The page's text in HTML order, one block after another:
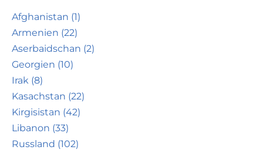
Afghanistan (1)
Armenien (22)
Aserbaidschan (2)
Georgien (10)
Irak (8)
Kasachstan (22)
Kirgisistan (42)
Libanon (33)
Russland (102)